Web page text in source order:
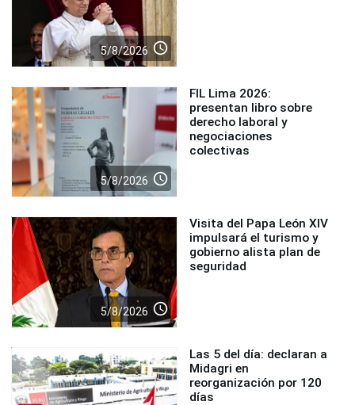
5/8/2026 access_time
5/8/2026 access_time
FIL Lima 2026:
presentan libro sobre
derecho laboral y
negociaciones
colectivas
5/8/2026 access_time
Visita del Papa León XIV
impulsará el turismo y
gobierno alista plan de
seguridad
Las 5 del día: declaran a
Midagri en
reorganización por 120
días